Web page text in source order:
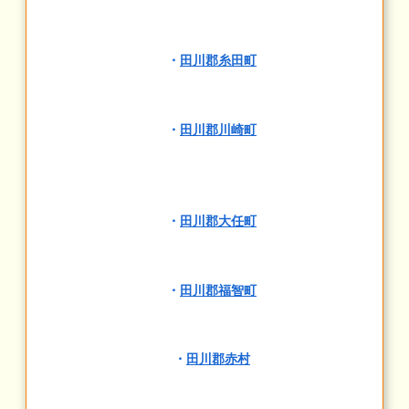
・ 田川郡糸田町
・ 田川郡川崎町
・ 田川郡大任町
・ 田川郡福智町
・ 田川郡赤村